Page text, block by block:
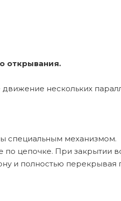
открывания.
нескольких
специальным механизмом.
цепочке. При закрытии
и полностью перекрывая